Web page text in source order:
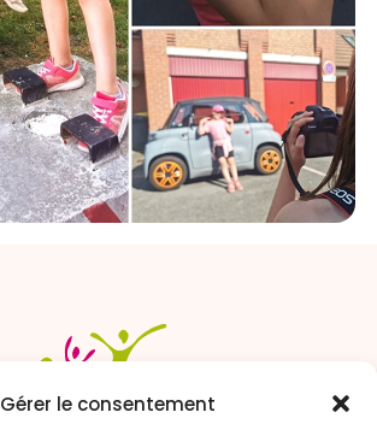
Gérer le consentement